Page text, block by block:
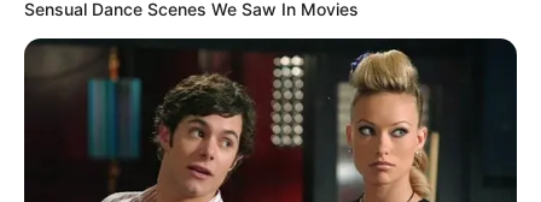
Sensual Dance Scenes We Saw In Movies